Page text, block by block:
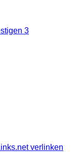
3
verlinken